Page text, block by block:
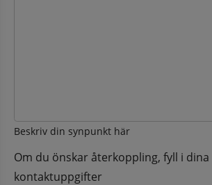
Beskriv din synpunkt här
Om du önskar återkoppling, fyll i dina
kontaktuppgifter